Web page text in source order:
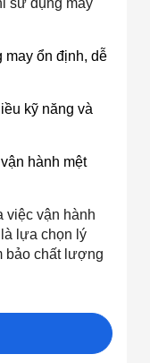
sử dụng máy
ổn định, dễ
kỹ năng và
hành mệt
việc vận hành
lựa chọn lý
bảo chất lượng